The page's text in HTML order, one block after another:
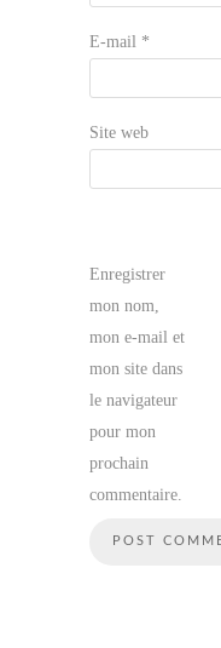
E-mail *
Site web
Enregistrer
mon nom,
mon e-mail et
mon site dans
le navigateur
pour mon
prochain
commentaire.